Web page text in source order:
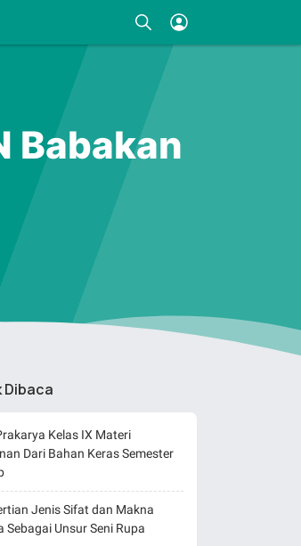
Babakan
Dibaca
Kelas IX Materi
Dari Bahan Keras Semester
Jenis Sifat dan Makna
Sebagai Unsur Seni Rupa